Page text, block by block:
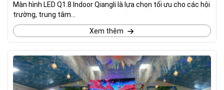
Màn hình LED Q1.8 Indoor Qiangli là lựa chọn tối ưu cho các hội
trường, trung tâm...
Xem thêm